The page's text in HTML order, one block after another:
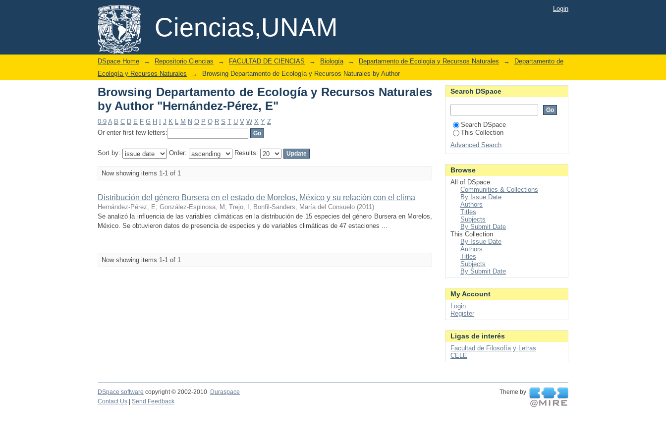
Ciencias,UNAM
Browsing Departamento de Ecología y Recursos Naturales by Author "Hernández-
Pérez, E"
DSpace/Manakin Repository Login
DSpace Home → Repositorio Ciencias → FACULTAD DE CIENCIAS → Biología → Departamento de Ecología y Recursos Naturales →
Departamento de
Ecología y Recursos Naturales
→ Browsing Departamento de Ecología y Recursos Naturales by Author
Browsing Departamento de Ecología y Recursos Naturales
by Author "Hernández-Pérez, E"
0-9 A B C D E F G H J K L M N O P Q R S T U V W X Y Z
Or enter first few letters:
Sort by: Order: Results:
Now showing items 1-1 of 1
Distribución del género Bursera en el estado de Morelos, México y su relación con el clima
Hernández-Pérez, E; González-Espinosa, M ; Trejo, I ; Bonfil-Sanders, María del Consuelo (2011)
Se analizó la influencia de las variables climáticas en la distribución de 15 especies del género Bursera en Morelos,
México. Se obtuvieron datos de presencia de especies y de variables climáticas de 47 estaciones ...
Now showing items 1-1 of 1
Search DSpace
Search DSpace
This Collection
Advanced Search
Browse
All of DSpace
Communities & Collections
By Issue Date
Authors
Titles
Subjects
By Submit Date
This Collection
By Issue Date
Authors
Titles
Subjects
By Submit Date
My Account
Login
Register
Ligas de interés
Facultad de Filosofía y Letras
CELE
DSpace software copyright © 2002-2010 Duraspace
Theme by
Contact Us
Send Feedback